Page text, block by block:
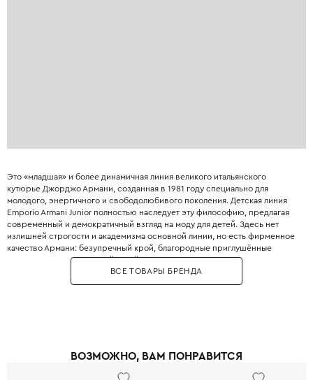
Это «младшая» и более динамичная линия великого итальянского
кутюрье Джорджо Армани, созданная в 1981 году специально для
молодого, энергичного и свободолюбивого поколения. Детская линия
Emporio Armani Junior полностью наследует эту философию, предлагая
современный и демократичный взгляд на моду для детей. Здесь нет
излишней строгости и академизма основной линии, но есть фирменное
качество Армани: безупречный крой, благородные приглушённые
оттенки, минималистичный дизайн и использование только лучших
натуральных тканей. Это идеальная база для стильного детского
гардероба — от повседневных джинсов и футболок до элегантных
ВСЕ ТОВАРЫ БРЕНДА
ВОЗМОЖНО, ВАМ ПОНРАВИТСЯ